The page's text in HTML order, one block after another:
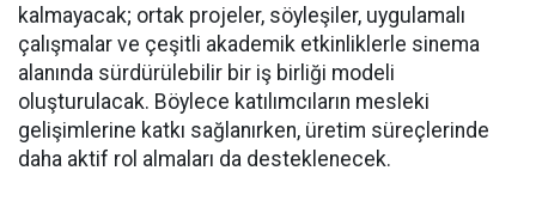
kalmayacak; ortak projeler, söyleşiler, uygulamalı
çalışmalar ve çeşitli akademik etkinliklerle sinema
alanında sürdürülebilir bir iş birliği modeli
oluşturulacak. Böylece katılımcıların mesleki
gelişimlerine katkı sağlanırken, üretim süreçlerinde
daha aktif rol almaları da desteklenecek.